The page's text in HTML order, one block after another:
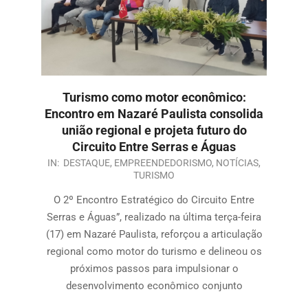
Turismo como motor econômico:
Encontro em Nazaré Paulista consolida
união regional e projeta futuro do
Circuito Entre Serras e Águas
IN: DESTAQUE, EMPREENDEDORISMO, NOTÍCIAS,
TURISMO
O 2º Encontro Estratégico do Circuito Entre
Serras e Águas”, realizado na última terça-feira
(17) em Nazaré Paulista, reforçou a articulação
regional como motor do turismo e delineou os
próximos passos para impulsionar o
desenvolvimento econômico conjunto